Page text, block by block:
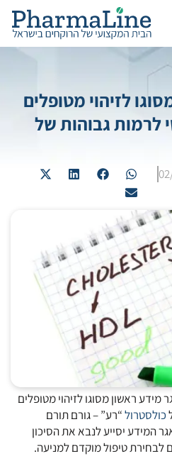
לזיהוי מטופלים
לרמות גבוהות של
מידע ראשון מסוגו לזיהוי מטופלים
כולסטרול“רע” – גורם תורם
המידע יסייע לנבא את הסיכון
לבחירת טיפול מוקדם למניעה.